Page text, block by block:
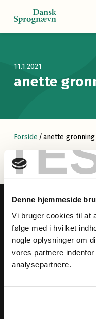
Denne hjemmeside
Vi bruger cookies til at
følge med i hvilket
nogle oplysninger om
vores partnere
analysepartnere.
11.1.2021
anette
Forside /anette gronning
Dansk Sprognævn
Adelgade 119 B
5400 Bogense